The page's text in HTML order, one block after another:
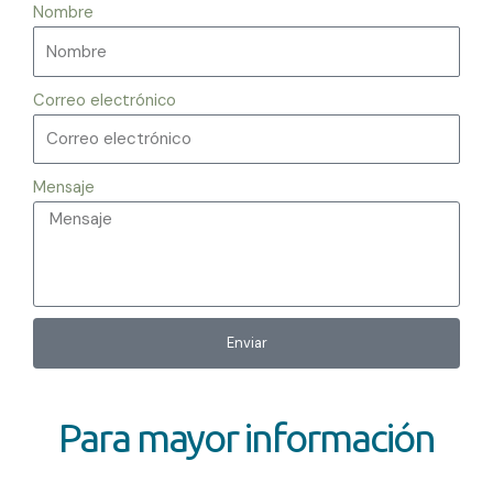
Para mayor información
Nombre
Correo electrónico
Mensaje
Enviar